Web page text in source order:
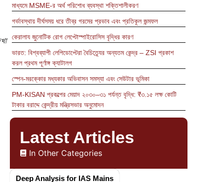
মাধ্যমে MSME-র অর্থ পরিশোধ ব্যবস্থা শক্তিশালীকরণ
গর্ভাবস্থায় দীর্ঘসময় ধরে তীব্র গরমের প্রভাব এবং প্রতিকূল জন্মফল
কেরালায জুনোটিক রোগ লেপ্টোস্পাইরোসিস বৃদ্ধির কারণ
ভারত: বিশ্বব্যাপী লেপিডোপ্টেরা বৈচিত্র্যের অন্যতম কেন্দ্র – ZSI প্রকাশ
করল প্রথম পূর্ণাঙ্গ ক্যাটালগ
স্পেন-মরক্কোর মধ্যকার অভিবাসন সমস্যা এবং সেউটার ভূমিকা
PM-KISAN প্রকল্পের মেয়াদ ২০৩০–৩১ পর্যন্ত বৃদ্ধি: ₹৩.১৫ লক্ষ কোটি
টাকার বরাদ্দে কেন্দ্রীয় মন্ত্রিসভার অনুমোদন
Latest Articles
In Other Categories
Deep Analysis for IAS Mains